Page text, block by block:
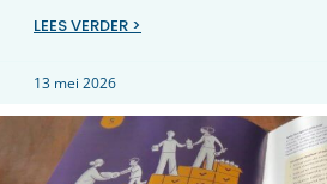
LEES VERDER >
13 mei 2026